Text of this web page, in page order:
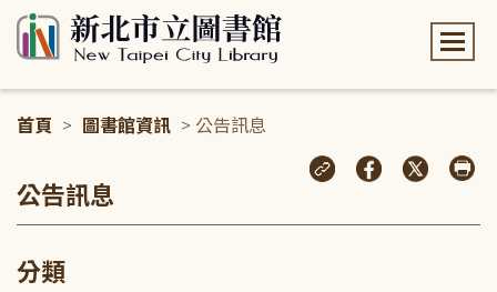
首頁 > 圖書館資訊 > 公告訊息
公告訊息
分類